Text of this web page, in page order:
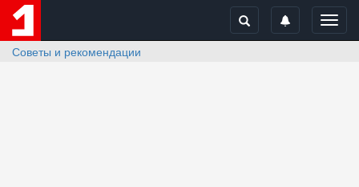
Советы и рекомендации